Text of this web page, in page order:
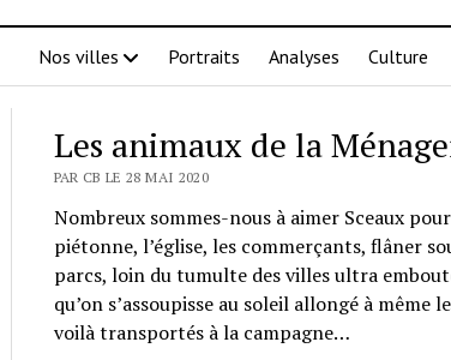
Nos villes Portraits Analyses Culture
Les animaux de la
PAR CB LE 28 MAI 2020
Nombreux sommes-nous à aimer Sceaux
piétonne, l’église, les commerçants, flâner
parcs, loin du tumulte des villes ultra
qu’on s’assoupisse au soleil allongé à même
voilà transportés à la campagne…